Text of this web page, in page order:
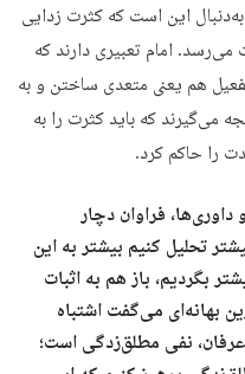
این است که کثرت زدایی
امام تعبیری دارند که
هم یعنی متعدی ساختن و به
می‌گیرند که باید کثرت را به
را حاکم کرد.
فراوان دچار
تحلیل کنیم بیشتر به این
بگردیم، باز هم به اثبات
بهانه‌ای می‌گفت اشتباه
نفی مطلق‌زدگی است؛